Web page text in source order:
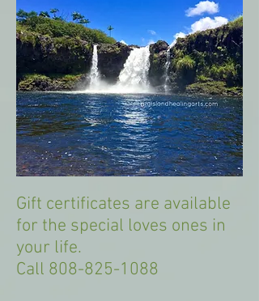
Gift certificates are available
for the special loves ones in
your life.
​Call 808-825-1088